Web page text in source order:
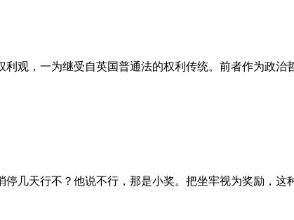
利观，一为继受自英国普通法的权利传统。前者作为政
几天行不？他说不行，那是小奖。把坐牢视为奖励，这